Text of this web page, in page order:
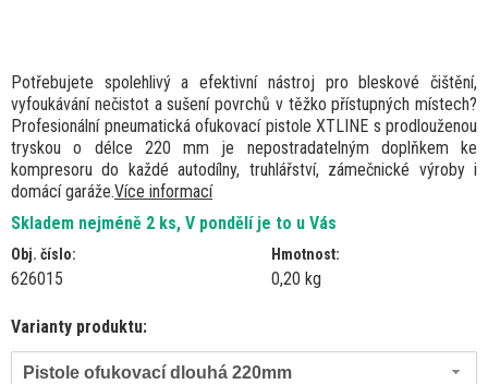
Potřebujete spolehlivý a efektivní nástroj pro bleskové čištění,
vyfoukávání nečistot a sušení povrchů v těžko přístupných místech?
Profesionální pneumatická ofukovací pistole XTLINE s prodlouženou
tryskou o délce 220 mm je nepostradatelným doplňkem ke
kompresoru do každé autodílny, truhlářství, zámečnické výroby i
domácí garáže.Více informací
Skladem nejméně 2 ks, V pondělí je to u Vás
Obj. číslo:
626015
Hmotnost:
0,20 kg
Varianty produktu:
Pistole ofukovací dlouhá 220mm